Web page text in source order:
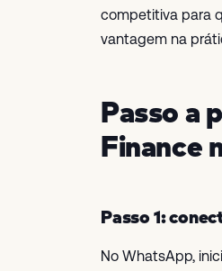
competitiva para
vantagem na
Passo a
Finance
Passo 1:
No WhatsApp,